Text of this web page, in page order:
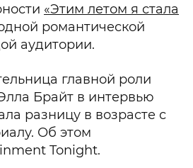
«Этим летом я стала
романтической
аудитории.
главной роли
Брайт в интервью
разницу в возрасте с
Об этом
Tonight.